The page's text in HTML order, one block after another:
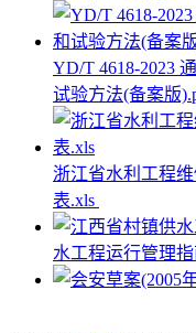
YD/T 4618-2023
试验方法(备案版
浙江省水利工程
表.xls
水工程运行管理指